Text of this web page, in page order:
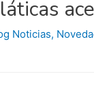
Noticias,